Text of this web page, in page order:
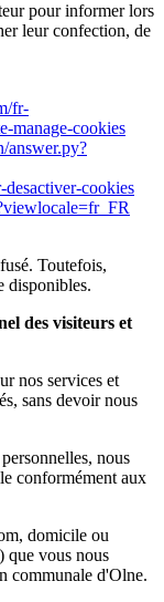
pour informer lors
leur confection, de
fr-
manage-cookies
answer.py?
cookies
Toutefois,
disponibles.
des visiteurs et
nos services et
sans devoir nous
nous
conformément aux
domicile ou
que vous nous
communale d'Olne.